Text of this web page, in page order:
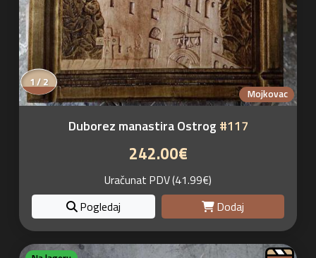
Mojkovac
1 / 2
Duborez manastira Ostrog #117
242.00€
Uračunat PDV (41.99€)
Pogledaj
Dodaj